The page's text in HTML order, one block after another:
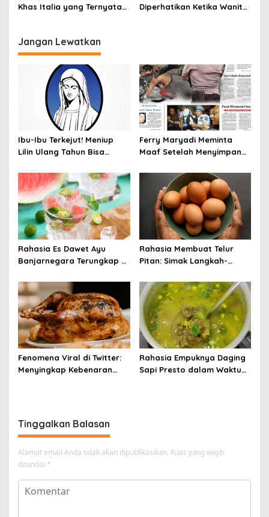
Khas Italia yang Ternyata
Diperhatikan Ketika Wanita
Jangan Lewatkan
Ibu-Ibu Terkejut! Meniup
Lilin Ulang Tahun Bisa
Ferry Maryadi Meminta
Maaf Setelah Menyimpan
Rahasia Es Dawet Ayu
Banjarnegara Terungkap di
Rahasia Membuat Telur
Pitan: Simak Langkah-
Panduannya
Fenomena Viral di Twitter:
Menyingkap Kebenaran
Rahasia Empuknya Daging
Sapi Presto dalam Waktu
Tinggalkan Balasan
Alamat email Anda tidak akan dipublikasikan. Ruas yang wajib
ditandai *